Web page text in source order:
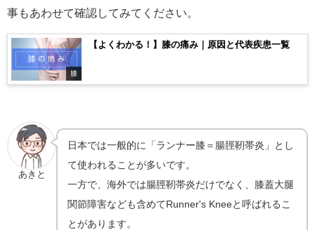
事もあわせて確認してみてください。
膝
【よくわかる！】膝の痛み｜原因と代表疾患一覧
あきと
日本では一般的に「ランナー膝＝腸脛靭帯炎」とし
て使われることが多いです。
一方で、海外では腸脛靭帯炎だけでなく、膝蓋大腿
関節障害なども含めてRunner's Kneeと呼ばれるこ
とがあります。